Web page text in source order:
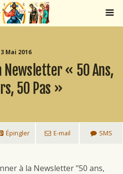
Mai 2016
Newsletter « 50 Ans,
50 Pas »
Épingler E-mail SMS
à la Newsletter "50 ans,